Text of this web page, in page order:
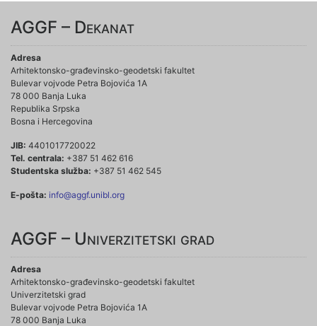
AGGF – Dekanat
Adresa
Arhitektonsko-građevinsko-geodetski fakultet
Bulevar vojvode Petra Bojovića 1A
78 000 Banja Luka
Republika Srpska
Bosna i Hercegovina
JIB: 4401017720022
Tel. centrala: +387 51 462 616
Studentska služba: +387 51 462 545
E-pošta: info@aggf.unibl.org
AGGF – Univerzitetski grad
Adresa
Arhitektonsko-građevinsko-geodetski fakultet
Univerzitetski grad
Bulevar vojvode Petra Bojovića 1A
78 000 Banja Luka